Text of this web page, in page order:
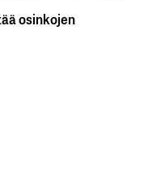
osinkojen